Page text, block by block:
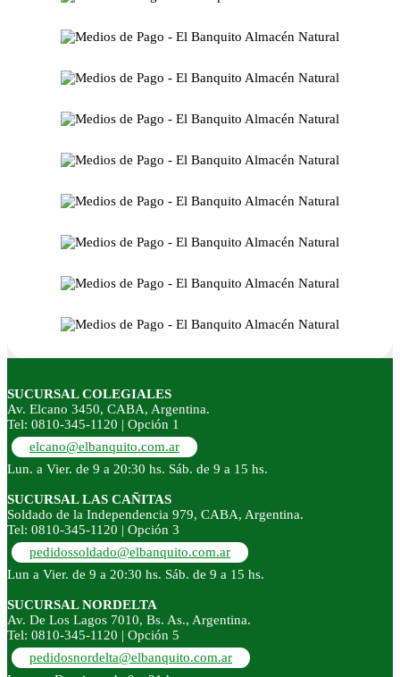
SUCURSAL COLEGIALES
Av. Elcano 3450, CABA, Argentina.
Tel: 0810-345-1120 | Opción 1
elcano@elbanquito.com.ar
Lun. a Vier. de 9 a 20:30 hs. Sáb. de 9 a 15 hs.
SUCURSAL LAS CAÑITAS
Soldado de la Independencia 979, CABA, Argentina.
Tel: 0810-345-1120 | Opción 3
pedidossoldado@elbanquito.com.ar
Lun a Vier. de 9 a 20:30 hs. Sáb. de 9 a 15 hs.
SUCURSAL NORDELTA
Av. De Los Lagos 7010, Bs. As., Argentina.
Tel: 0810-345-1120 | Opción 5
pedidosnordelta@elbanquito.com.ar